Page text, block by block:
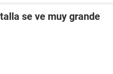
se ve muy grande